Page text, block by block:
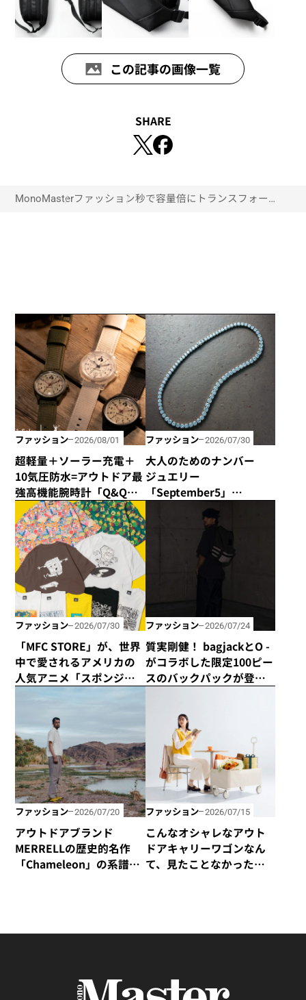
この記事の画像一覧
SHARE
MonoMasterファッション秒で容量倍にトランスフォームす
ファッション 2026/08/01
超軽量＋ソーラー充電＋
10気圧防水=アウトドア最
強高機能腕時計「Q&Q
Smile Solar × CAPTAIN
STAG」のダブル50周年記
念コラボウォッチが誕
生！
ファッション 2026/07/30
大人のためのナンバー
ジュエリー
「September5」
の“September5 Number
Series”に新アイテムが登
場！ エシカルな輝きで
日常に寄り添う「ラボグ
ロウンダイヤモンド」の
ファッション 2026/07/30
「MFC STORE」が、世界
中で愛されるアメリカの
人気アニメ「スポンジ・
ボブ」とコラボアイテム
ファッション 2026/07/24
質実剛健！ bagjackとO -
がコラボした限定100ピー
スのバックパックが登
ファッション 2026/07/20
アウトドアブランド
MERRELLの歴史的名作
「Chameleon」の系譜を
ファッション 2026/07/15
こんなオシャレなアウト
ドアキャリーワゴンなん
て、見たことなかった！